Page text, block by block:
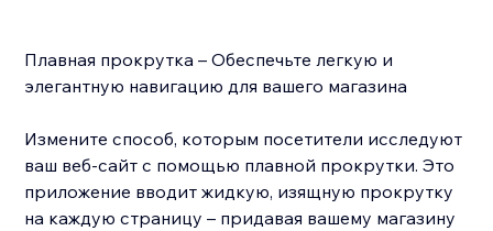
Плавная прокрутка – Обеспечьте легкую и
элегантную навигацию для вашего магазина
Измените способ, которым посетители исследуют
ваш веб-сайт с помощью плавной прокрутки. Это
приложение вводит жидкую, изящную прокрутку
на каждую страницу – придавая вашему магазину